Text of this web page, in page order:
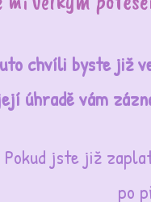
chvíli byste již
úhradě vám
Pokud jste již
po